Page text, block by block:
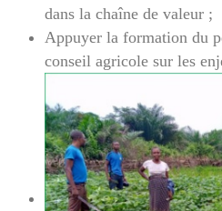
dans la chaîne de valeur ;
Appuyer la formation du
conseil agricole sur les